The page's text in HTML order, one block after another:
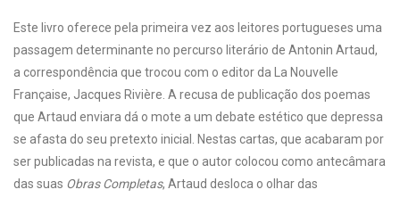
Este livro oferece pela primeira vez aos leitores portugueses uma
passagem determinante no percurso literário de Antonin Artaud,
a correspondência que trocou com o editor da La Nouvelle
Française, Jacques Rivière. A recusa de publicação dos poemas
que Artaud enviara dá o mote a um debate estético que depressa
se afasta do seu pretexto inicial. Nestas cartas, que acabaram por
ser publicadas na revista, e que o autor colocou como antecâmara
das suas Obras Completas, Artaud desloca o olhar das